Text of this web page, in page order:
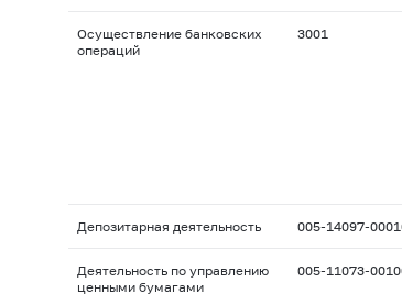
Осуществление банковских
операций
3001
Депозитарная деятельность 005-14097-
Деятельность по управлению
ценными бумагами
005-11073-